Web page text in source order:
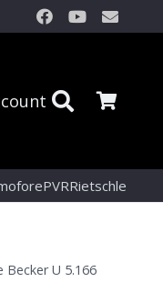
PVRRietschle
Becker U 5.166